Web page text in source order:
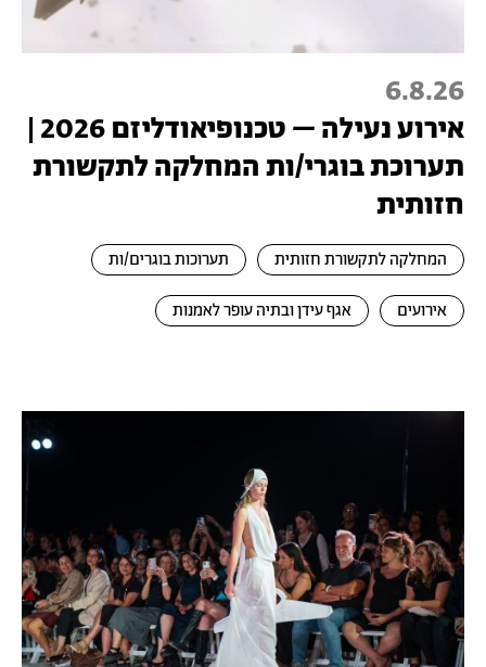
6.8.26
אירוע נעילה – טכנופיאודליזם 2026 |
תערוכת בוגרי/ות המחלקה לתקשורת
חזותית
המחלקה לתקשורת חזותית תערוכות בוגרים/ות
אירועים אגף עידן ובתיה עופר לאמנות